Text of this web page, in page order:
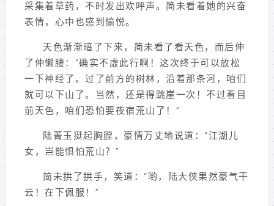
采集着草药，不时发出欢呼声。简未看着她的兴奋
表情，心中也感到愉悦。
天色渐渐暗了下来，简未看了看天色，而后伸
了伸懒腰：“确实不虚此行啊！这次终于可以放松
一下神经了。过了前方的树林，沿着那条河，咱们
就可以下山了。当然，还是得跳崖一次！不过看目
前天色，咱们恐怕要夜宿荒山了！”
陆菁玉挺起胸膛，豪情万丈地说道：“江湖儿
女，岂能惧怕荒山？”
简未拱了拱手，笑道：“哟，陆大侠果然豪气干
云！在下佩服！”